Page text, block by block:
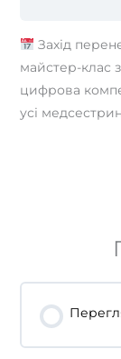
Захід
майстер-клас
цифрова
усі